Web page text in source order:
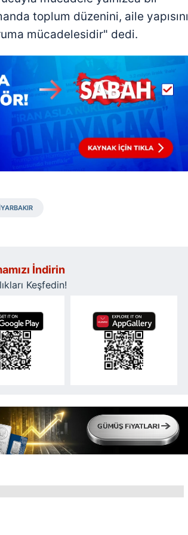
ilgili bilgi almak için lütfen
tıklayınız
toplum düzenini, aile yapısını
mücadelesidir" dedi.
İndirin
Keşfedin!